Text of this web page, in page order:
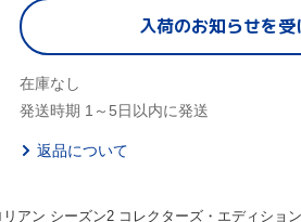
入荷のお知らせを受
在庫なし
発送時期 1～5日以内に発送
返品について
アン シーズン2 コレクターズ・エディショ